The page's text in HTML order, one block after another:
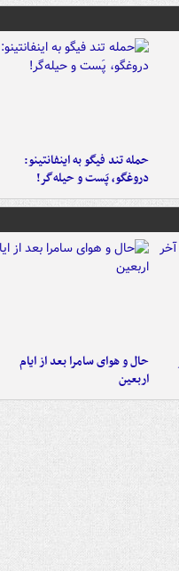
حمله تند فیگو به اینفانتینو:
دروغگو، پَست‌ و حیله‌گر!
حال و هوای سامرا بعد از ایام
اربعین